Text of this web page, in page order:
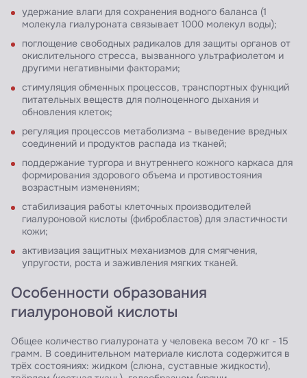
удержание влаги для сохранения водного баланса (1
молекула гиалуроната связывает 1000 молекул воды);
поглощение свободных радикалов для защиты органов от
окислительного стресса, вызванного ультрафиолетом и
другими негативными факторами;
стимуляция обменных процессов, транспортных функций
питательных веществ для полноценного дыхания и
обновления клеток;
регуляция процессов метаболизма - выведение вредных
соединений и продуктов распада из тканей;
поддержание тургора и внутреннего кожного каркаса для
формирования здорового объема и противостояния
возрастным изменениям;
стабилизация работы клеточных производителей
гиалуроновой кислоты (фибробластов) для эластичности
кожи;
активизация защитных механизмов для смягчения,
упругости, роста и заживления мягких тканей.
Особенности образования
гиалуроновой кислоты
Общее количество гиалуроната у человека весом 70 кг - 15
грамм. В соединительном материале кислота содержится в
трёх состояниях: жидком (слюна, суставные жидкости),